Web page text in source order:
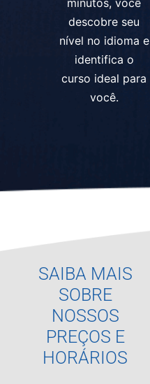
descobre seu
nível no idioma e
identifica o
curso ideal para
você.
SAIBA MAIS
SOBRE
NOSSOS
PREÇOS E
HORÁRIOS